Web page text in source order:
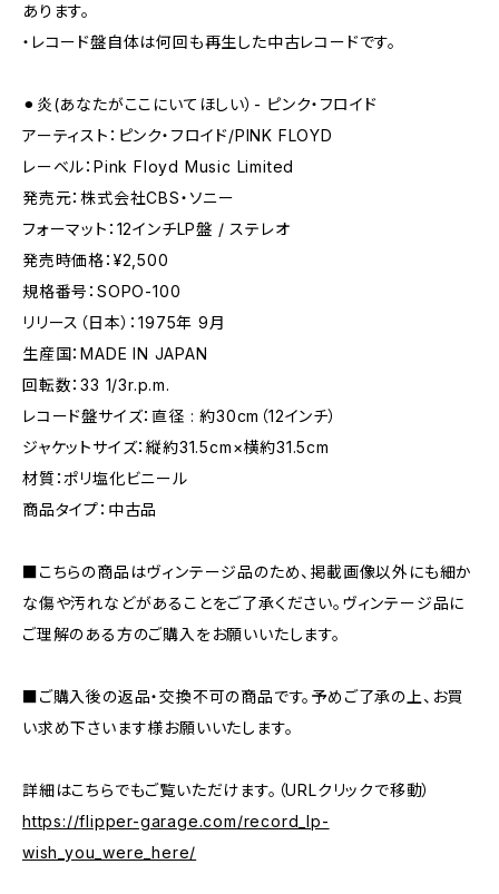
あります。
・レコード盤自体は何回も再生した中古レコードです。
⚫︎炎(あなたがここにいてほしい）- ピンク・フロイド
アーティスト：ピンク・フロイド/PINK FLOYD
レーベル：Pink Floyd Music Limited
発売元：株式会社CBS・ソニー
フォーマット：12インチLP盤 / ステレオ
発売時価格：¥2,500
規格番号：SOPO-100
リリース（日本）：1975年 9月
生産国：MADE IN JAPAN
回転数：33 1/3r.p.m.
レコード盤サイズ：直径 : 約30cm（12インチ）
ジャケットサイズ：縦約31.5cm×横約31.5cm
材質：ポリ塩化ビニール
商品タイプ：中古品
■こちらの商品はヴィンテージ品のため、掲載画像以外にも細か
な傷や汚れなどがあることをご了承ください。ヴィンテージ品に
ご理解のある方のご購入をお願いいたします。
■ご購入後の返品・交換不可の商品です。予めご了承の上、お買
い求め下さいます様お願いいたします。
詳細はこちらでもご覧いただけます。（URLクリックで移動）
https://flipper-garage.com/record_lp-
wish_you_were_here/